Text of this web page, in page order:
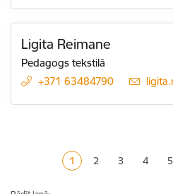
Ligita Reimane
Pedagogs tekstilā
+371 63484790
E-
LapošanaPašreizējā lapa
1 Lapa
2 Lapa
3 Lapa
4 5